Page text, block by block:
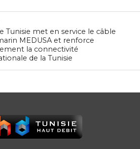
Tunisie met en service le câble
MEDUSA et renforce
la connectivité
de la Tunisie